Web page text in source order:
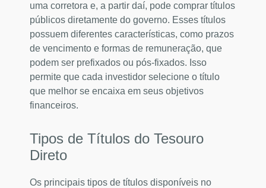
uma corretora e, a partir daí, pode comprar títulos
públicos diretamente do governo. Esses títulos
possuem diferentes características, como prazos
de vencimento e formas de remuneração, que
podem ser prefixados ou pós-fixados. Isso
permite que cada investidor selecione o título
que melhor se encaixa em seus objetivos
financeiros.
Tipos de Títulos do Tesouro
Direto
Os principais tipos de títulos disponíveis no